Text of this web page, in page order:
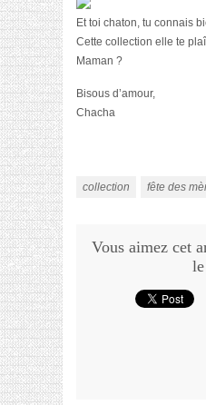
Et toi chaton, tu connais
Cette collection elle te
Maman ?
Bisous d’amour,
Chacha
collection fête des
Vous aimez cet